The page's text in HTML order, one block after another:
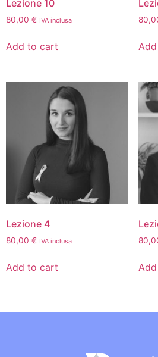
Lezione 10
80,00 € IVA inclusa
Add to cart
Lezione 4
80,00 € IVA inclusa
Add to cart